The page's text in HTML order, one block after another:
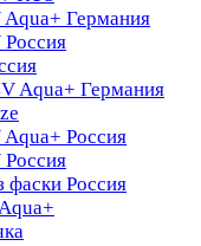
Германия
Aqua+ Германия
Россия
фаски Россия